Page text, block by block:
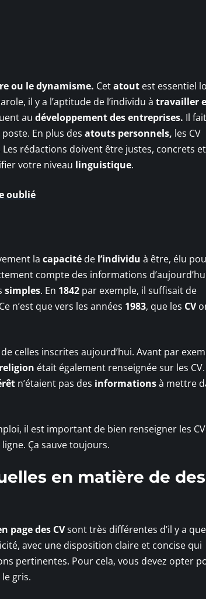
ou le dynamisme. Cetatout est essentiel
il y a l’aptitude de l’individu à travailler
au développement des entreprises. Il
En plus des atouts personnels, les CV
rédactions doivent être justes, concrets
votre niveau linguistique.
oublié
la capacité de l’individu à être, élu
compte des informations
simples. En 1842 par exemple, il suffisait de
n’est que vers les années 1983, que les CV
celles inscrites aujourd’hui. Avant par
religion était également renseignée sur les CV.
n’étaient pas des informationsà mettre
il est important de bien renseigner les
Ça sauve toujours.
en matière de
page des CVsont très différentes d’il y a
avec une disposition claire et concise qui
pertinentes. Pour cela, vous devez opter
gris.